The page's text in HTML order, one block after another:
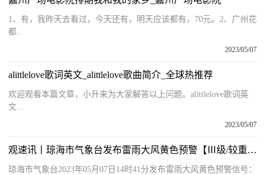
1、有，我昨天去看过，今天还有，明天应该都有，70元。2、广州花
都...
2023/05/07
alittlelove歌词英文_alittlelove歌曲简介_全球热推荐
欢迎观看本篇文章，小升来为大家解答以上问题。alittlelove歌词英
文...
2023/05/07
观速讯丨琼海市气象台发布雷雨大风黄色预警【Ⅲ级/较重】【2023-05-07】
琼海市气象台2023年05月07日14时41分发布雷雨大风黄色预警信号：